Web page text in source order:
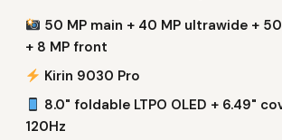
50 MP main + 40 MP ultrawide +
+ 8 MP front
Kirin 9030 Pro
8.0" foldable LTPO OLED + 6.49"
120Hz